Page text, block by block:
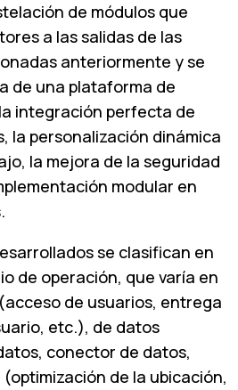
de módulos que
a las salidas de las
anteriormente y se
de una plataforma de
integración perfecta de
la personalización dinámica
la mejora de la seguridad
modular en
se clasifican en
de operación, que varía en
de usuarios, entrega
etc.), de datos
conector de datos,
de la ubicación,